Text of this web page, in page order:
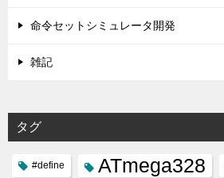
命令セットシミュレータ開発
雑記
タグ
#define ATmega328